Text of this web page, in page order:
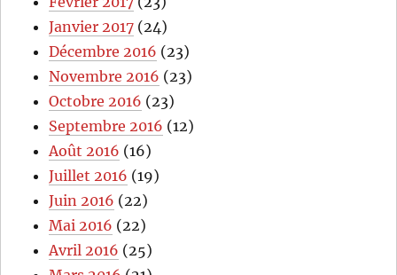
Janvier 2017 (24)
Décembre 2016 (23)
Novembre 2016 (23)
Octobre 2016 (23)
Septembre 2016 (12)
Août 2016 (16)
Juillet 2016 (19)
Juin 2016 (22)
Mai 2016 (22)
Avril 2016 (25)